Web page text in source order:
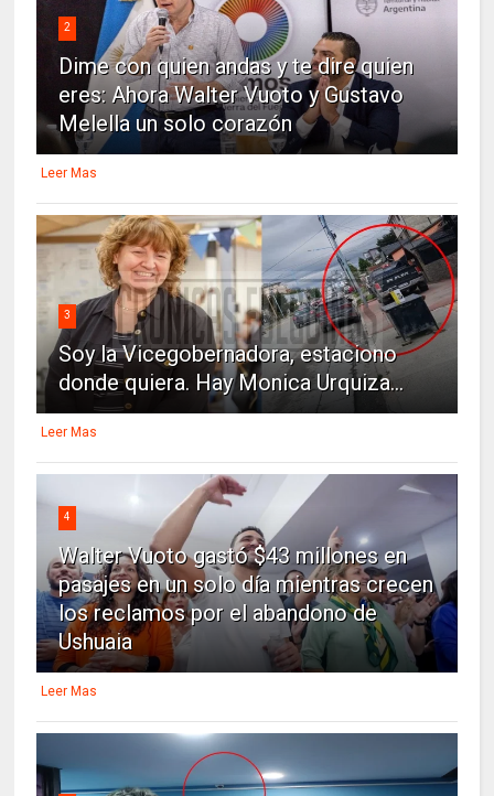
2
Dime con quien andas y te dire quien
eres: Ahora Walter Vuoto y Gustavo
Melella un solo corazón
Leer Mas
3
Soy la Vicegobernadora, estaciono
donde quiera. Hay Monica Urquiza...
Leer Mas
4
Walter Vuoto gastó $43 millones en
pasajes en un solo día mientras crecen
los reclamos por el abandono de
Ushuaia
Leer Mas